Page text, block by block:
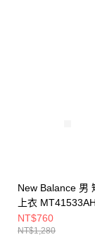
New Balance 男
上衣
NT$760
NT$1,280